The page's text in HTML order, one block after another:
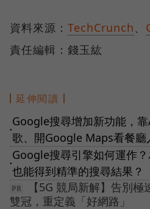
資料來源： TechCrunch、
責任編輯：錢玉紘
延伸閱讀
●
Google搜尋增加新功能，
歌、開Google Maps看餐廳
●
Google搜尋引擎如何運作？
也能得到精準的搜尋結果？
【5G 競局新解】告別
雙冠，重定義「好網路」